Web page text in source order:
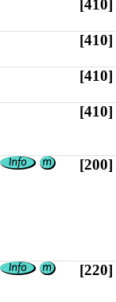
[410]
[410]
[410]
[410]
[200]
[220]